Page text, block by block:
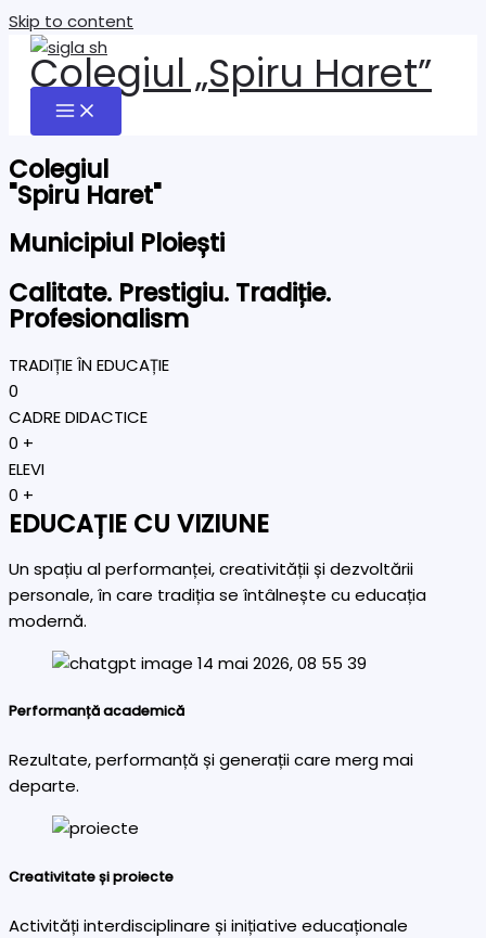
Skip to content
Colegiul „Spiru Haret”
Colegiul
"Spiru Haret"
Municipiul Ploiești
Calitate. Prestigiu. Tradiție.
Profesionalism
TRADIȚIE ÎN EDUCAȚIE
0
CADRE DIDACTICE
0 +
ELEVI
0 +
EDUCAȚIE CU VIZIUNE
Un spațiu al performanței, creativității și dezvoltării
personale, în care tradiția se întâlnește cu educația
modernă.
Performanță academică
Rezultate, performanță și generații care merg mai
departe.
Creativitate și proiecte
Activități interdisciplinare și inițiative educaționale